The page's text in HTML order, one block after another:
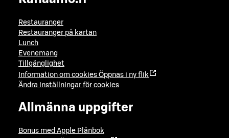
Restauranger
Restauranger på kartan
Lunch
Evenemang
Tillgänglighet
Information om cookies Öppnas i ny flik
Ändra inställningar för cookies
Allmänna uppgifter
Bonus med Apple Plånbok